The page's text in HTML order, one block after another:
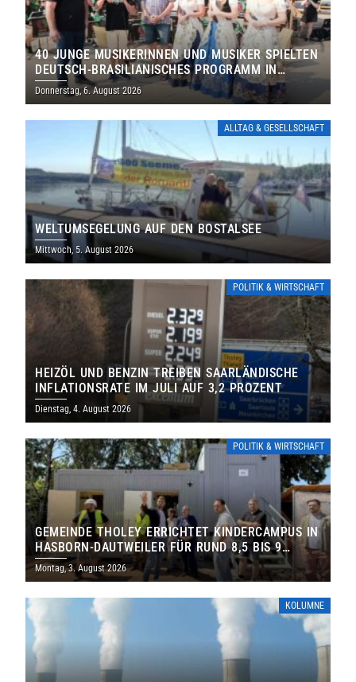
40 JUNGE MUSIKERINNEN UND MUSIKER SPIELTEN
DEUTSCH-BRASILIANISCHES PROGRAMM IN
THOLEY
Donnerstag, 6. August 2026
ALLTAG & GESELLSCHAFT
WELTUMSEGELUNG AUF DEN BOSTALSEE
Mittwoch, 5. August 2026
POLITIK & WIRTSCHAFT
HEIZÖL UND BENZIN TREIBEN SAARLÄNDISCHE
INFLATIONSRATE IM JULI AUF 3,2 PROZENT
Dienstag, 4. August 2026
POLITIK & WIRTSCHAFT
GEMEINDE THOLEY ERRICHTET KINDERCAMPUS IN
HASBORN-DAUTWEILER FÜR RUND 8,5 BIS 9
MILLIONEN EURO
Montag, 3. August 2026
KOLUMNE